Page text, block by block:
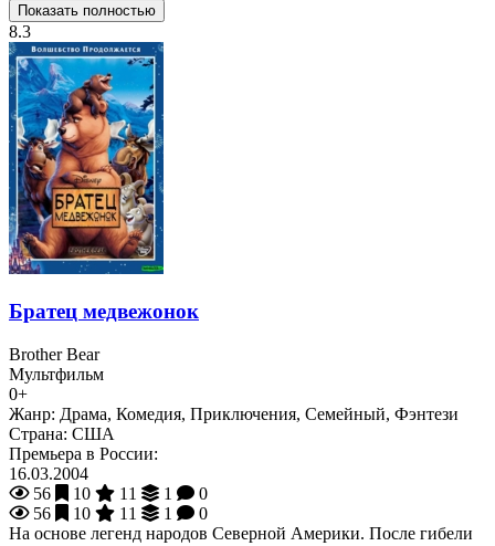
Показать полностью
8.3
Братец медвежонок
Brother Bear
Мультфильм
0+
Жанр: Драма, Комедия, Приключения, Семейный, Фэнтези
Страна: США
Премьера в России:
16.03.2004
56
10 11 1
0
56
10 11 1
0
На основе легенд народов Северной Америки. После гибели